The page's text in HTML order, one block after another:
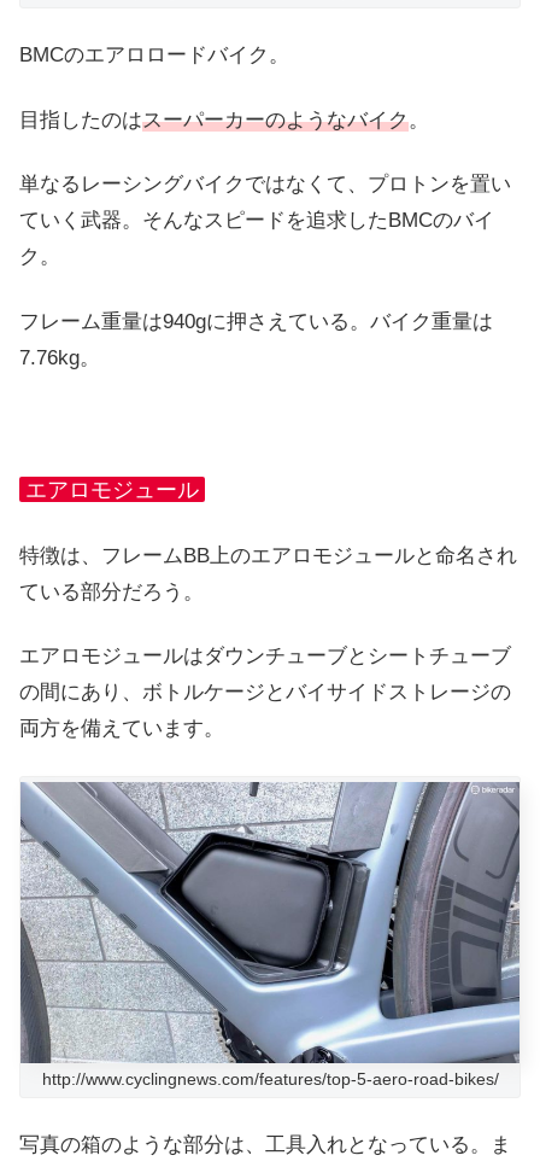
BMCのエアロロードバイク。
目指したのはスーパーカーのようなバイク。
単なるレーシングバイクではなくて、プロトンを置い
ていく武器。そんなスピードを追求したBMCのバイ
ク。
フレーム重量は940gに押さえている。バイク重量は
7.76kg。
エアロモジュール
特徴は、フレームBB上のエアロモジュールと命名され
ている部分だろう。
エアロモジュールはダウンチューブとシートチューブ
の間にあり、ボトルケージとバイサイドストレージの
両方を備えています。
http://www.cyclingnews.com/features/top-5-aero-road-bikes/
写真の箱のような部分は、工具入れとなっている。ま